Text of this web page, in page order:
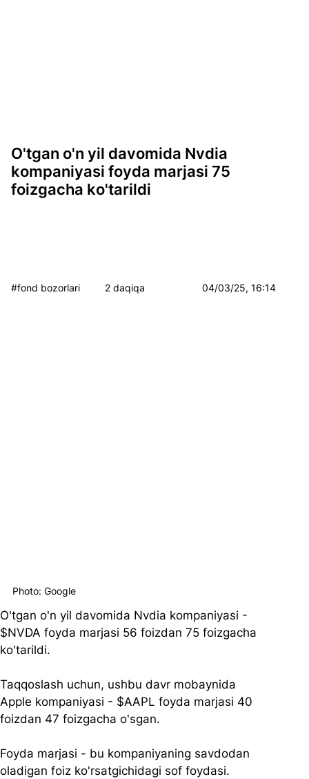
O'tgan o'n yil davomida Nvdia
kompaniyasi foyda marjasi 75
foizgacha ko'tarildi
#fond bozorlari 2 daqiqa 04/03/25, 16:14
O'tgan o'n yil davomida Nvdia kompaniyasi -
$NVDA foyda marjasi 56 foizdan 75 foizgacha
ko'tarildi.
Taqqoslash uchun, ushbu davr mobaynida
Apple kompaniyasi - $AAPL foyda marjasi 40
foizdan 47 foizgacha o'sgan.
Foyda marjasi - bu kompaniyaning savdodan
oladigan foiz ko'rsatgichidagi sof foydasi.
Photo: Google